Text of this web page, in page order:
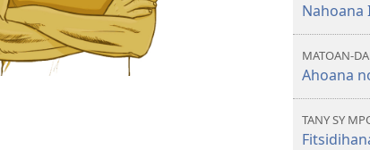
Nahoana
MATOAN-
Ahoana
TANY SY